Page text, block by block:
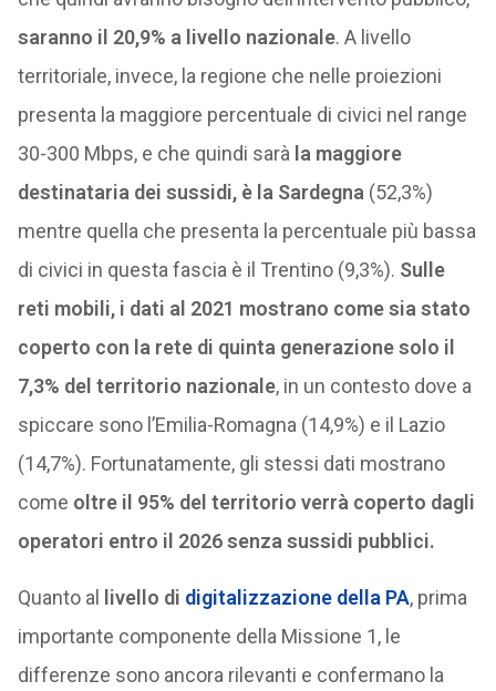
saranno il 20,9% a livello nazionale. A livello
territoriale, invece, la regione che nelle proiezioni
presenta la maggiore percentuale di civici nel range
30-300 Mbps, e che quindi sarà la maggiore
destinataria dei sussidi, è la Sardegna (52,3%)
mentre quella che presenta la percentuale più bassa
di civici in questa fascia è il Trentino (9,3%). Sulle
reti mobili, i dati al 2021 mostrano come sia stato
coperto con la rete di quinta generazione solo il
7,3% del territorio nazionale, in un contesto dove a
spiccare sono l’Emilia-Romagna (14,9%) e il Lazio
(14,7%). Fortunatamente, gli stessi dati mostrano
come oltre il 95% del territorio verrà coperto dagli
operatori entro il 2026 senza sussidi pubblici.
Quanto al livello di digitalizzazione della PA, prima
importante componente della Missione 1, le
differenze sono ancora rilevanti e confermano la